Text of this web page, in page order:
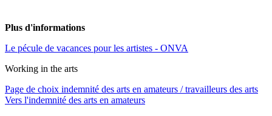
Plus d'informations
Le pécule de vacances pour les artistes - ONVA
Working in the arts
Page de choix indemnité des arts en amateurs / travailleurs des arts
Vers l'indemnité des arts en amateurs